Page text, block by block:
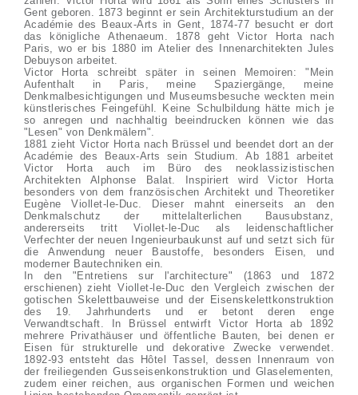
Gent geboren. 1873 beginnt er sein Architekturstudium an der
Académie des Beaux-Arts in Gent, 1874-77 besucht er dort
das königliche Athenaeum. 1878 geht Victor Horta nach
Paris, wo er bis 1880 im Atelier des Innenarchitekten Jules
Debuyson arbeitet.
Victor Horta schreibt später in seinen Memoiren: "Mein
Aufenthalt in Paris, meine Spaziergänge, meine
Denkmalbesichtigungen und Museumsbesuche weckten mein
künstlerisches Feingefühl. Keine Schulbildung hätte mich je
so anregen und nachhaltig beeindrucken können wie das
"Lesen" von Denkmälern".
1881 zieht Victor Horta nach Brüssel und beendet dort an der
Académie des Beaux-Arts sein Studium. Ab 1881 arbeitet
Victor Horta auch im Büro des neoklassizistischen
Architekten Alphonse Balat. Inspiriert wird Victor Horta
besonders von dem französischen Architekt und Theoretiker
Eugène Viollet-le-Duc. Dieser mahnt einerseits an den
Denkmalschutz der mittelalterlichen Bausubstanz,
andererseits tritt Viollet-le-Duc als leidenschaftlicher
Verfechter der neuen Ingenieurbaukunst auf und setzt sich für
die Anwendung neuer Baustoffe, besonders Eisen, und
moderner Bautechniken ein.
In den "Entretiens sur l'architecture" (1863 und 1872
erschienen) zieht Viollet-le-Duc den Vergleich zwischen der
gotischen Skelettbauweise und der Eisenskelettkonstruktion
des 19. Jahrhunderts und er betont deren enge
Verwandtschaft. In Brüssel entwirft Victor Horta ab 1892
mehrere Privathäuser und öffentliche Bauten, bei denen er
Eisen für strukturelle und dekorative Zwecke verwendet.
1892-93 entsteht das Hôtel Tassel, dessen Innenraum von
der freiliegenden Gusseisenkonstruktion und Glaselementen,
zudem einer reichen, aus organischen Formen und weichen